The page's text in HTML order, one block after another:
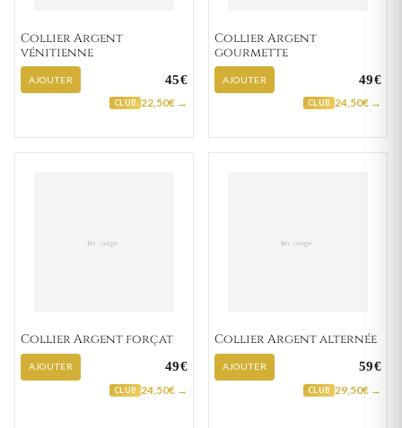
Collier Argent
vénitienne
AJOUTER 45€
CLUB 22,50€ →
Collier Argent
gourmette
AJOUTER 49€
CLUB 24,50€ →
Collier Argent forçat
AJOUTER 49€
CLUB 24,50€ →
Collier Argent alternée
AJOUTER 59€
CLUB 29,50€ →